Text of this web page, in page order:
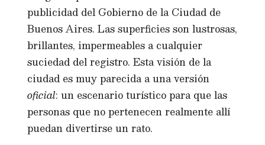
publicidad del Gobierno de la Ciudad de
Buenos Aires. Las superficies son lustrosas,
brillantes, impermeables a cualquier
suciedad del registro. Esta visión de la
ciudad es muy parecida a una versión
oficial: un escenario turístico para que las
personas que no pertenecen realmente allí
puedan divertirse un rato.